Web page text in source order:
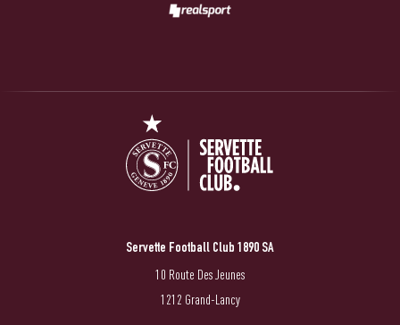
Servette Football Club 1890 SA
10 Route Des Jeunes
1212 Grand-Lancy